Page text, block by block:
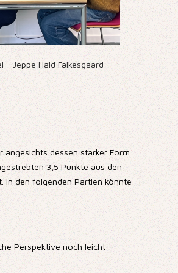
- Jeppe Hald Falkesgaard
angesichts dessen starker Form
3,5 Punkte aus den
In den folgenden Partien könnte
Perspektive noch leicht